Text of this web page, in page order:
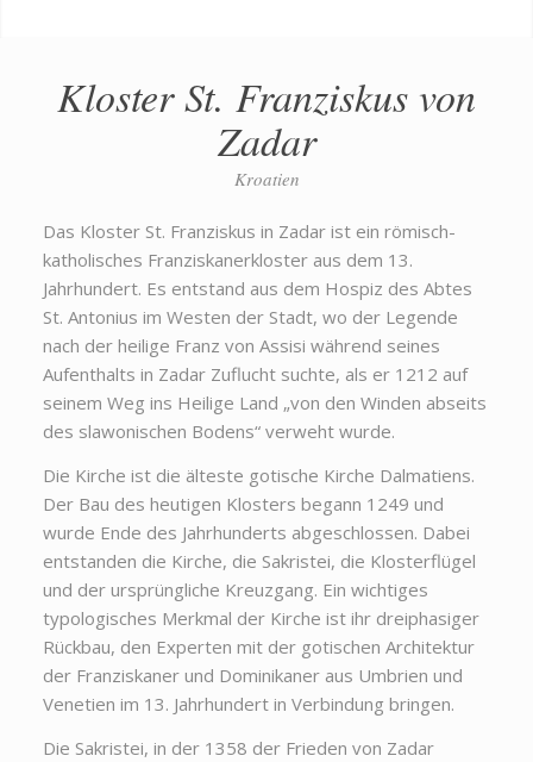
Kloster St. Franziskus von
Zadar
Kroatien
Das Kloster St. Franziskus in Zadar ist ein römisch-
katholisches Franziskanerkloster aus dem 13.
Jahrhundert. Es entstand aus dem Hospiz des Abtes
St. Antonius im Westen der Stadt, wo der Legende
nach der heilige Franz von Assisi während seines
Aufenthalts in Zadar Zuflucht suchte, als er 1212 auf
seinem Weg ins Heilige Land „von den Winden abseits
des slawonischen Bodens“ verweht wurde.
Die Kirche ist die älteste gotische Kirche Dalmatiens.
Der Bau des heutigen Klosters begann 1249 und
wurde Ende des Jahrhunderts abgeschlossen. Dabei
entstanden die Kirche, die Sakristei, die Klosterflügel
und der ursprüngliche Kreuzgang. Ein wichtiges
typologisches Merkmal der Kirche ist ihr dreiphasiger
Rückbau, den Experten mit der gotischen Architektur
der Franziskaner und Dominikaner aus Umbrien und
Venetien im 13. Jahrhundert in Verbindung bringen.
Die Sakristei, in der 1358 der Frieden von Zadar